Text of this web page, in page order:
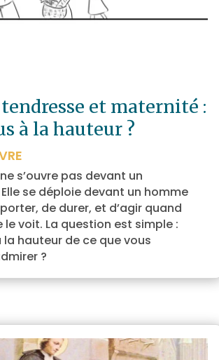
et maternité :
à la hauteur ?
s’ouvre pas devant un
se déploie devant un homme
de durer, et d’agir quand
le voit. La question est simple :
hauteur de ce que vous
?